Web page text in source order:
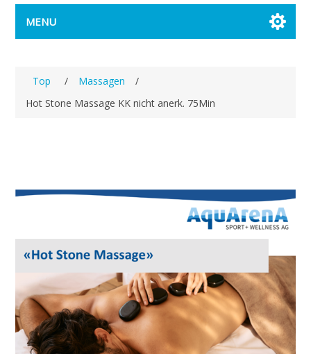
MENU
Top / Massagen
/
Hot Stone Massage KK nicht anerk. 75Min